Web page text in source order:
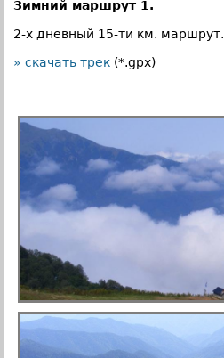
Зимний маршрут 1.
2-х дневный 15-ти км. маршрут.
» скачать трек (*.gpx)